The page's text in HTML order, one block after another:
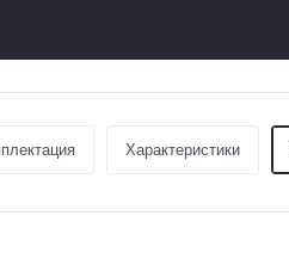
Характеристики